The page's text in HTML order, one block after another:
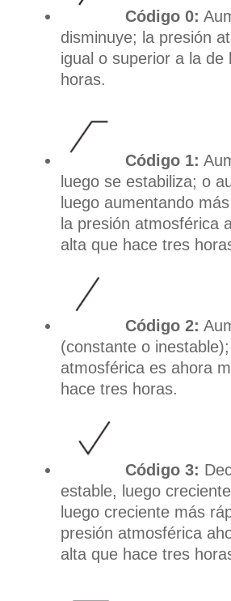
Código 0:
disminuye; la presión
igual o superior a la de
horas.
Código 1:
luego se estabiliza; o
luego aumentando
la presión atmosférica
alta que hace tres
Código 2:
(constante o
atmosférica es ahora
hace tres horas.
Código 3:
estable, luego
luego creciente más
presión atmosférica
alta que hace tres